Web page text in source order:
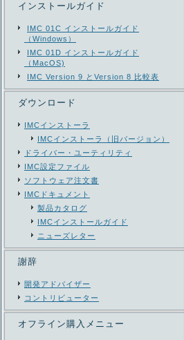
インストールガイド
IMC 01C インストールガイド
（Windows）
IMC 01D インストールガイド
（MacOS)
IMC Version 9 とVersion 8 比較表
ダウンロード
IMCインストーラ
IMCインストーラ（旧バージョン）
ドライバー・ユーティリティ
IMC設定ファイル
ソフトウェア注文書
IMCドキュメント
製品カタログ
IMCインストールガイド
ニューズレター
謝辞
開発アドバイザー
コントリビューター
オフライン購入メニュー